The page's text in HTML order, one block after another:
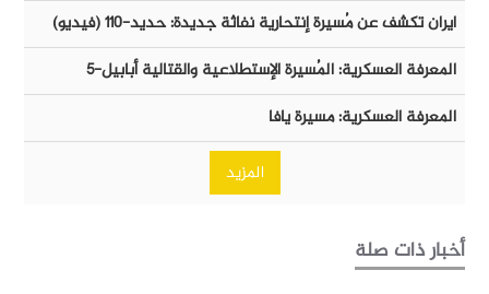
ايران تكشف عن مُسيرة إنتحارية نفاثة جديدة: حديد-١١٠ (فيديو)
المعرفة العسكرية: المُسيرة الإستطلاعية والقتالية أبابيل-٥
المعرفة العسكرية: مسيرة يافا
المزيد
أخبار ذات صلة